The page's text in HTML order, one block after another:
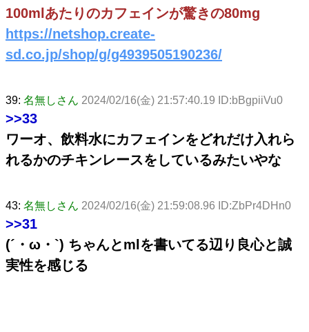
100mlあたりのカフェインが驚きの80mg
https://netshop.create-
sd.co.jp/shop/g/g4939505190236/
39: 名無しさん 2024/02/16(金) 21:57:40.19 ID:bBgpiiVu0
>>33
ワーオ、飲料水にカフェインをどれだけ入れら
れるかのチキンレースをしているみたいやな
43: 名無しさん 2024/02/16(金) 21:59:08.96 ID:ZbPr4DHn0
>>31
(´・ω・`) ちゃんとmlを書いてる辺り良心と誠
実性を感じる